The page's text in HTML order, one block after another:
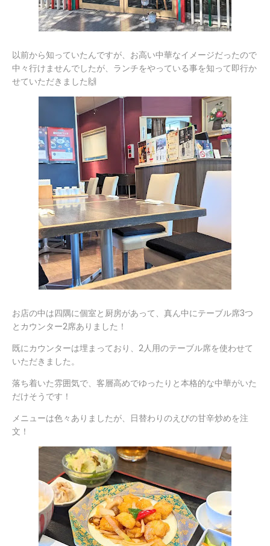
以前から知っていたんですが、お高い中華なイメージだったので
中々行けませんでしたが、ランチをやっている事を知って即行か
せていただきました🙌
お店の中は四隅に個室と厨房があって、真ん中にテーブル席3つ
とカウンター2席ありました！
既にカウンターは埋まっており、2人用のテーブル席を使わせて
いただきました。
落ち着いた雰囲気で、客層高めでゆったりと本格的な中華がいた
だけそうです！
メニューは色々ありましたが、日替わりのえびの甘辛炒めを注
文！